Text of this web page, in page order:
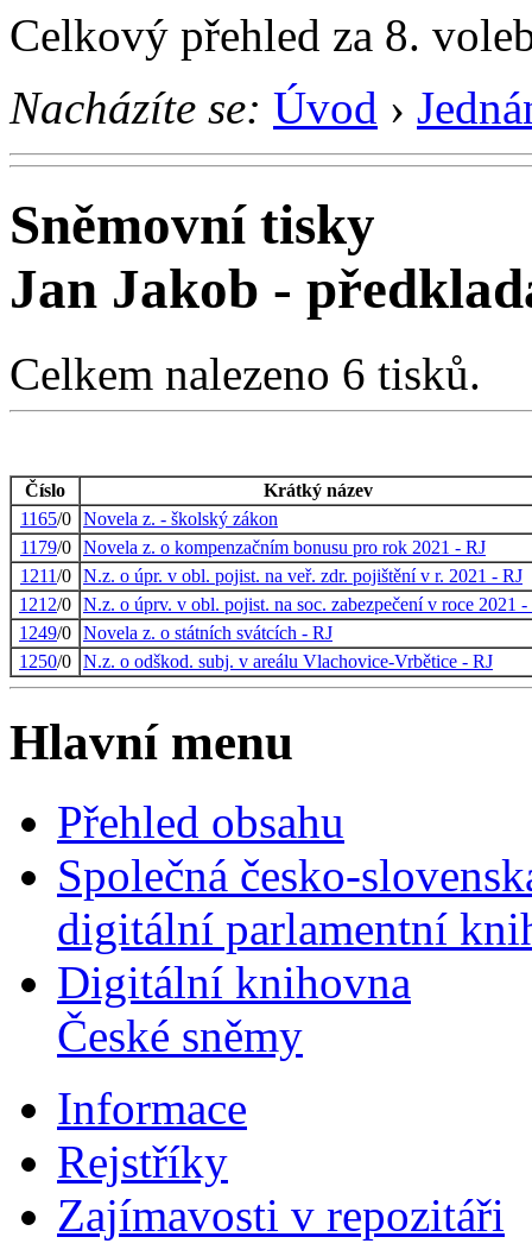
Celkový přehled za 8.
Nacházíte se: Úvod ›
Sněmovní tisky
Jan Jakob -
Celkem nalezeno 6 tisků.
Číslo
Krátký název
1165/0 Novela z. - školský zákon
1179/0 Novela z. o kompenzačním bonusu pro rok 2021 - RJ
1211/0 N.z. o úpr. v obl. pojist. na veř. zdr. pojištění v r. 2021 - RJ
1212/0 N.z. o úprv. v obl. pojist. na soc. zabezpečení v roce 2021 -
1249/0 Novela z. o státních svátcích - RJ
1250/0 N.z. o odškod. subj. v areálu Vlachovice-Vrbětice - RJ
Hlavní menu
Přehled obsahu
Společná česko-
digitální parlamentní
Digitální knihovna
České sněmy
Informace
Rejstříky
Zajímavosti v repozitáři